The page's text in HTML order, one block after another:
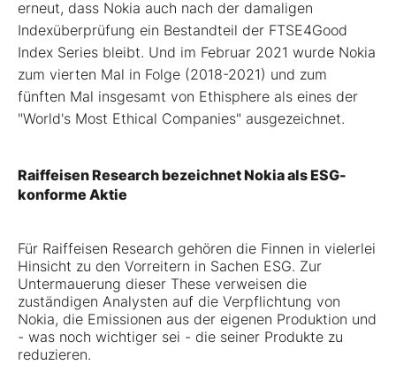
erneut, dass Nokia auch nach der damaligen
Indexüberprüfung ein Bestandteil der FTSE4Good
Index Series bleibt. Und im Februar 2021 wurde Nokia
zum vierten Mal in Folge (2018-2021) und zum
fünften Mal insgesamt von Ethisphere als eines der
"World's Most Ethical Companies" ausgezeichnet.
Raiffeisen Research bezeichnet Nokia als ESG-
konforme Aktie
Für Raiffeisen Research gehören die Finnen in vielerlei
Hinsicht zu den Vorreitern in Sachen ESG. Zur
Untermauerung dieser These verweisen die
zuständigen Analysten auf die Verpflichtung von
Nokia, die Emissionen aus der eigenen Produktion und
- was noch wichtiger sei - die seiner Produkte zu
reduzieren.